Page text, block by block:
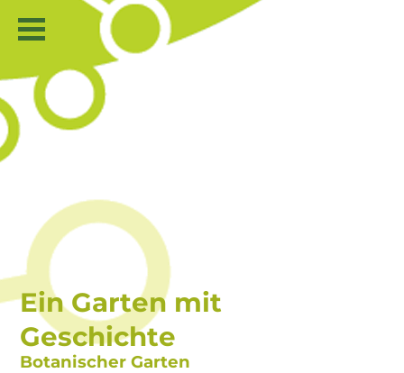
Ein Garten mit
Geschichte
Botanischer Garten